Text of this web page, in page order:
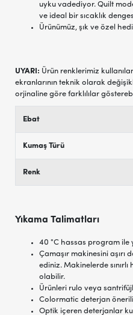
uyku vadediyor. Quilt
ve ideal bir sıcaklık
Ürünümüz, şık ve özel
UYARI: Ürün renklerimiz
ekranlarının teknik olarak
orjinaline göre farklılılar
Ebat
Kumaş Türü
Renk
Yıkama Talimatları
40 °C hassas program ile
Çamaşır makinesini
ediniz. Makinelerde
olabilir.
Ürünleri rulo veya
Colormatic deterjan
Optik içeren deterjanlar